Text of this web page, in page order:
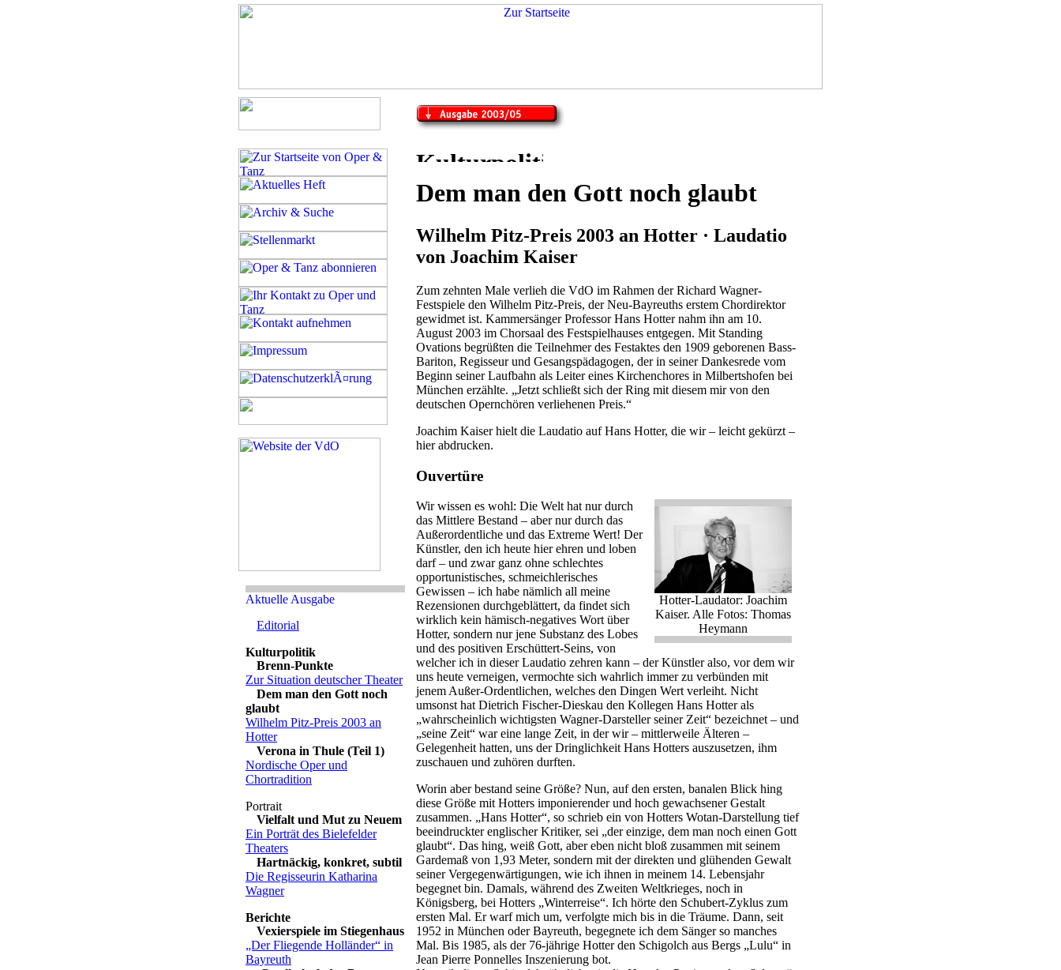
Editorial
Brenn-Punkte
Zur Situation deutscher Theater
Dem man den Gott noch
glaubt
Wilhelm Pitz-Preis 2003 an
Hotter
Verona in Thule (Teil 1)
Nordische Oper und
Chortradition
Vielfalt und Mut zu Neuem
Ein Porträt des Bielefelder
Theaters
Hartnäckig, konkret, subtil
Die Regisseurin Katharina
Wagner
Vexierspiele im Stiegenhaus
„Der Fliegende Holländer“ in
Bayreuth
Dem man den Gott noch glaubt
Wilhelm Pitz-Preis 2003 an Hotter · Laudatio
von Joachim Kaiser
Zum zehnten Male verlieh die VdO im Rahmen der Richard Wagner-
Festspiele den Wilhelm Pitz-Preis, der Neu-Bayreuths erstem Chordirektor
gewidmet ist. Kammersänger Professor Hans Hotter nahm ihn am 10.
August 2003 im Chorsaal des Festspielhauses entgegen. Mit Standing
Ovations begrüßten die Teilnehmer des Festaktes den 1909 geborenen Bass-
Bariton, Regisseur und Gesangspädagogen, der in seiner Dankesrede vom
Beginn seiner Laufbahn als Leiter eines Kirchenchores in Milbertshofen bei
München erzählte. „Jetzt schließt sich der Ring mit diesem mir von den
deutschen Opernchören verliehenen Preis.“
Joachim Kaiser hielt die Laudatio auf Hans Hotter, die wir – leicht gekürzt –
hier abdrucken.
Ouvertüre
Hotter-Laudator: Joachim
Kaiser. Alle Fotos: Thomas
Heymann
Wir wissen es wohl: Die Welt hat nur durch
das Mittlere Bestand – aber nur durch das
Außerordentliche und das Extreme Wert! Der
Künstler, den ich heute hier ehren und loben
darf – und zwar ganz ohne schlechtes
opportunistisches, schmeichlerisches
Gewissen – ich habe nämlich all meine
Rezensionen durchgeblättert, da findet sich
wirklich kein hämisch-negatives Wort über
Hotter, sondern nur jene Substanz des Lobes
und des positiven Erschüttert-Seins, von
welcher ich in dieser Laudatio zehren kann – der Künstler also, vor dem wir
uns heute verneigen, vermochte sich wahrlich immer zu verbünden mit
jenem Außer-Ordentlichen, welches den Dingen Wert verleiht. Nicht
umsonst hat Dietrich Fischer-Dieskau den Kollegen Hans Hotter als
„wahrscheinlich wichtigsten Wagner-Darsteller seiner Zeit“ bezeichnet – und
„seine Zeit“ war eine lange Zeit, in der wir – mittlerweile Älteren –
Gelegenheit hatten, uns der Dringlichkeit Hans Hotters auszusetzen, ihm
zuschauen und zuhören durften.
Worin aber bestand seine Größe? Nun, auf den ersten, banalen Blick hing
diese Größe mit Hotters imponierender und hoch gewachsener Gestalt
zusammen. „Hans Hotter“, so schrieb ein von Hotters Wotan-Darstellung tief
beeindruckter englischer Kritiker, sei „der einzige, dem man noch einen Gott
glaubt“. Das hing, weiß Gott, aber eben nicht bloß zusammen mit seinem
Gardemaß von 1,93 Meter, sondern mit der direkten und glühenden Gewalt
seiner Vergegenwärtigungen, wie ich ihnen in meinem 14. Lebensjahr
begegnet bin. Damals, während des Zweiten Weltkrieges, noch in
Königsberg, bei Hotters „Winterreise“. Ich hörte den Schubert-Zyklus zum
ersten Mal. Er warf mich um, verfolgte mich bis in die Träume. Dann, seit
1952 in München oder Bayreuth, begegnete ich dem Sänger so manches
Mal. Bis 1985, als der 76-jährige Hotter den Schigolch aus Bergs „Lulu“ in
Jean Pierre Ponnelles Inszenierung bot.